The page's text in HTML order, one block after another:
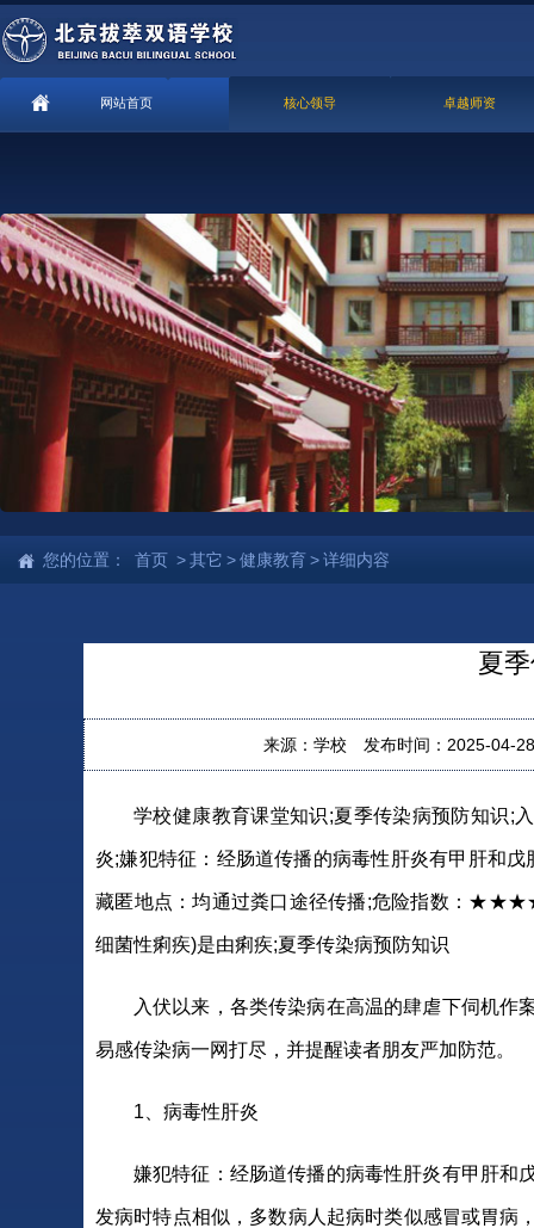
网站首页 核心领导 卓越师资
您的位置： 首页 >其它 >健康教育>详细内容
夏
来源：学校 发布时间：2025-04-
学校健康教育课堂知识;夏季传染病预防知识;
炎;嫌犯特征：经肠道传播的病毒性肝炎有甲肝和
藏匿地点：均通过粪口途径传播;危险指数：
细菌性痢疾)是由痢疾;夏季传染病预防知识
入伏以来，各类传染病在高温的肆虐下伺机作
易感传染病一网打尽，并提醒读者朋友严加防范。
1、病毒性肝炎
嫌犯特征：经肠道传播的病毒性肝炎有甲肝和
发病时特点相似，多数病人起病时类似感冒或胃病